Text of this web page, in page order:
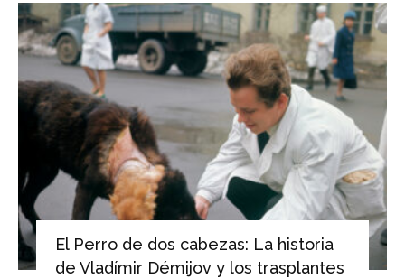
El Perro de dos cabezas: La historia
de Vladímir Démijov y los trasplantes